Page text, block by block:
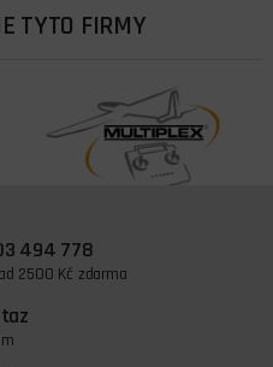
TYTO FIRMY
494 778
2500 Kč zdarma